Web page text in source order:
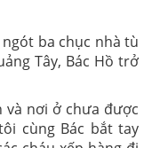
ba chục nhà tù
Tây, Bác Hồ trở
và nơi ở chưa được
cùng Bác bắt tay